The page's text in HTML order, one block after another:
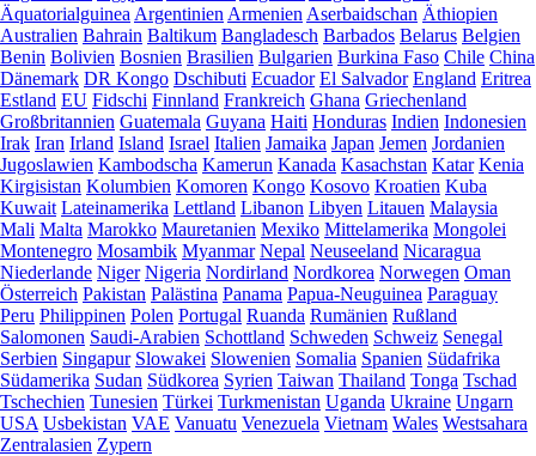
Äquatorialguinea Argentinien Armenien Aserbaidschan Äthiopien
Australien Bahrain Baltikum Bangladesch Barbados Belarus Belgien
Benin Bolivien Bosnien Brasilien Bulgarien Burkina Faso Chile China
Dänemark DR Kongo Dschibuti Ecuador El Salvador England Eritrea
Estland EU Fidschi Finnland Frankreich Ghana Griechenland
Großbritannien Guatemala Guyana Haiti Honduras Indien Indonesien
Irak Iran Irland Island Israel Italien Jamaika Japan Jemen Jordanien
Jugoslawien Kambodscha Kamerun Kanada Kasachstan Katar Kenia
Kirgisistan Kolumbien Komoren Kongo Kosovo Kroatien Kuba
Kuwait Lateinamerika Lettland Libanon Libyen Litauen Malaysia
Mali Malta Marokko Mauretanien Mexiko Mittelamerika Mongolei
Montenegro Mosambik Myanmar Nepal Neuseeland Nicaragua
Niederlande Niger Nigeria Nordirland Nordkorea Norwegen Oman
Österreich Pakistan Palästina Panama Papua-Neuguinea Paraguay
Peru Philippinen Polen Portugal Ruanda Rumänien Rußland
Salomonen Saudi-Arabien Schottland Schweden Schweiz Senegal
Serbien Singapur Slowakei Slowenien Somalia Spanien Südafrika
Südamerika Sudan Südkorea Syrien Taiwan Thailand Tonga Tschad
Tschechien Tunesien Türkei Turkmenistan Uganda Ukraine Ungarn
USA Usbekistan VAE Vanuatu Venezuela Vietnam Wales Westsahara
Zentralasien Zypern